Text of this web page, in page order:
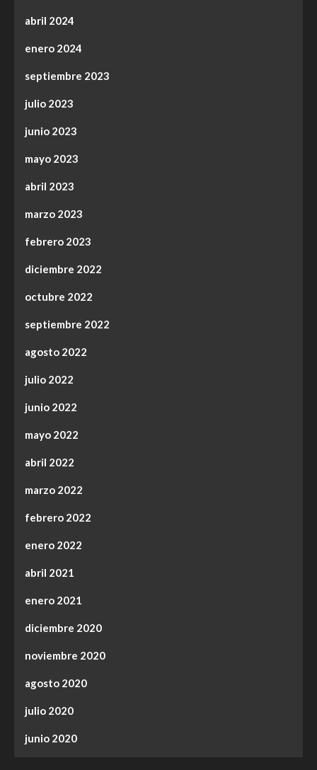
abril 2024
enero 2024
septiembre 2023
julio 2023
junio 2023
mayo 2023
abril 2023
marzo 2023
febrero 2023
diciembre 2022
octubre 2022
septiembre 2022
agosto 2022
julio 2022
junio 2022
mayo 2022
abril 2022
marzo 2022
febrero 2022
enero 2022
abril 2021
enero 2021
diciembre 2020
noviembre 2020
agosto 2020
julio 2020
junio 2020